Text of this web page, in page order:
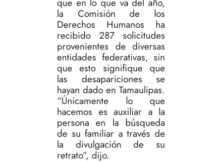
la Comisión de los
Derechos Humanos ha
recibido 287 solicitudes
provenientes de diversas
entidades federativas, sin
que esto signifique que
las desapariciones se
hayan dado en Tamaulipas.
“Únicamente lo que
hacemos es auxiliar a la
persona en la búsqueda
de su familiar a través de
la divulgación de su
retrato”, dijo.